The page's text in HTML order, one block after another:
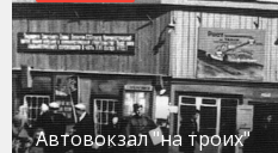
Автовокзал "на троих"